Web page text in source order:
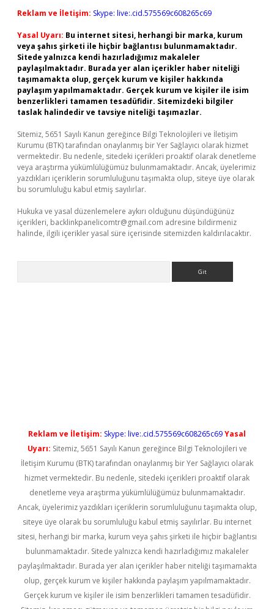
Reklam ve İletişim: Skype: live:.cid.575569c608265c69
Yasal Uyarı: Bu internet sitesi, herhangi bir marka, kurum
veya şahıs şirketi ile hiçbir bağlantısı bulunmamaktadır.
Sitede yalnızca kendi hazırladığımız makaleler
paylaşılmaktadır. Burada yer alan içerikler haber niteliği
taşımamakta olup, gerçek kurum ve kişiler hakkında
paylaşım yapılmamaktadır. Gerçek kurum ve kişiler ile isim
benzerlikleri tamamen tesadüfidir. Sitemizdeki bilgiler
taslak halindedir ve tavsiye niteliği taşımazlar.
Sitemiz, 5651 Sayılı Kanun gereğince Bilgi Teknolojileri ve İletişim
Kurumu (BTK) tarafından onaylanmış bir Yer Sağlayıcı olarak hizmet
vermektedir. Bu nedenle, sitedeki içerikleri proaktif olarak denetleme
veya araştırma yükümlülüğümüz bulunmamaktadır. Ancak, üyelerimiz
yazdıkları içeriklerin sorumluluğunu taşımakta olup, siteye üye olarak
bu sorumluluğu kabul etmiş sayılırlar.
Hukuka ve yasal düzenlemelere aykırı olduğunu düşündüğünüz
içerikleri, backlinkpanelicomtr@gmail.com adresine bildirmeniz
halinde, ilgili içerikler yasal süre içerisinde sitemizden kaldırılacaktır.
Reklam ve İletişim: Skype: live:.cid.575569c608265c69Yasal
Uyarı: Sitemiz, 5651 Sayılı Kanun gereğince Bilgi Teknolojileri ve
İletişim Kurumu (BTK) tarafından onaylanmış bir Yer Sağlayıcı olarak
hizmet vermektedir. Bu nedenle, sitedeki içerikleri proaktif olarak
denetleme veya araştırma yükümlülüğümüz bulunmamaktadır.
Ancak, üyelerimiz yazdıkları içeriklerin sorumluluğunu taşımakta olup,
siteye üye olarak bu sorumluluğu kabul etmiş sayılırlar. Bu internet
sitesi, herhangi bir marka, kurum veya şahıs şirketi ile hiçbir bağlantısı
bulunmamaktadır. Sitede yalnızca kendi hazırladığımız makaleler
paylaşılmaktadır. Burada yer alan içerikler haber niteliği taşımamakta
olup, gerçek kurum ve kişiler hakkında paylaşım yapılmamaktadır.
Gerçek kurum ve kişiler ile isim benzerlikleri tamamen tesadüfidir.